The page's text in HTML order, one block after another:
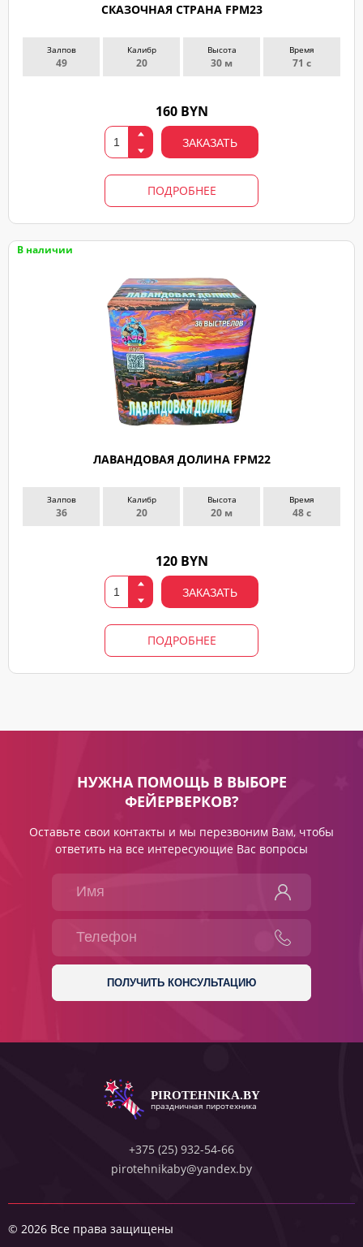
СКАЗОЧНАЯ СТРАНА FPM23
Залпов
49
Калибр
20
Высота
30 м
Время
71 с
160 BYN
ЗАКАЗАТЬ
ПОДРОБНЕЕ
В наличии
ЛАВАНДОВАЯ ДОЛИНА FPM22
Залпов
36
Калибр
20
Высота
20 м
Время
48 с
120 BYN
ЗАКАЗАТЬ
ПОДРОБНЕЕ
НУЖНА ПОМОЩЬ В ВЫБОРЕ
ФЕЙЕРВЕРКОВ?
Оставьте свои контакты и мы перезвоним Вам, чтобы
ответить на все интересующие Вас вопросы
PIROTEHNIKA.BY
праздничная пиротехника
+375 (25) 932-54-66
pirotehnikaby@yandex.by
© 2026 Все права защищены